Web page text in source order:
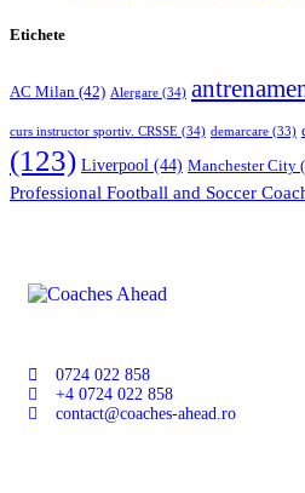
Etichete
AC Milan (42) Alergare (34)
curs instructor sportiv. CRSSE (34) demarcare (33)
(123) Liverpool (44) Manchester City
Professional Football and Soccer
0724 022 858
+4 0724 022 858
contact@coaches-ahead.ro